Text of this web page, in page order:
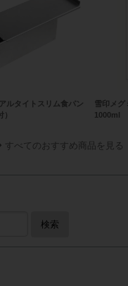
ルタイトスリム食パン
雪印メグ
1000ml
すべてのおすすめ商品を見る
検索